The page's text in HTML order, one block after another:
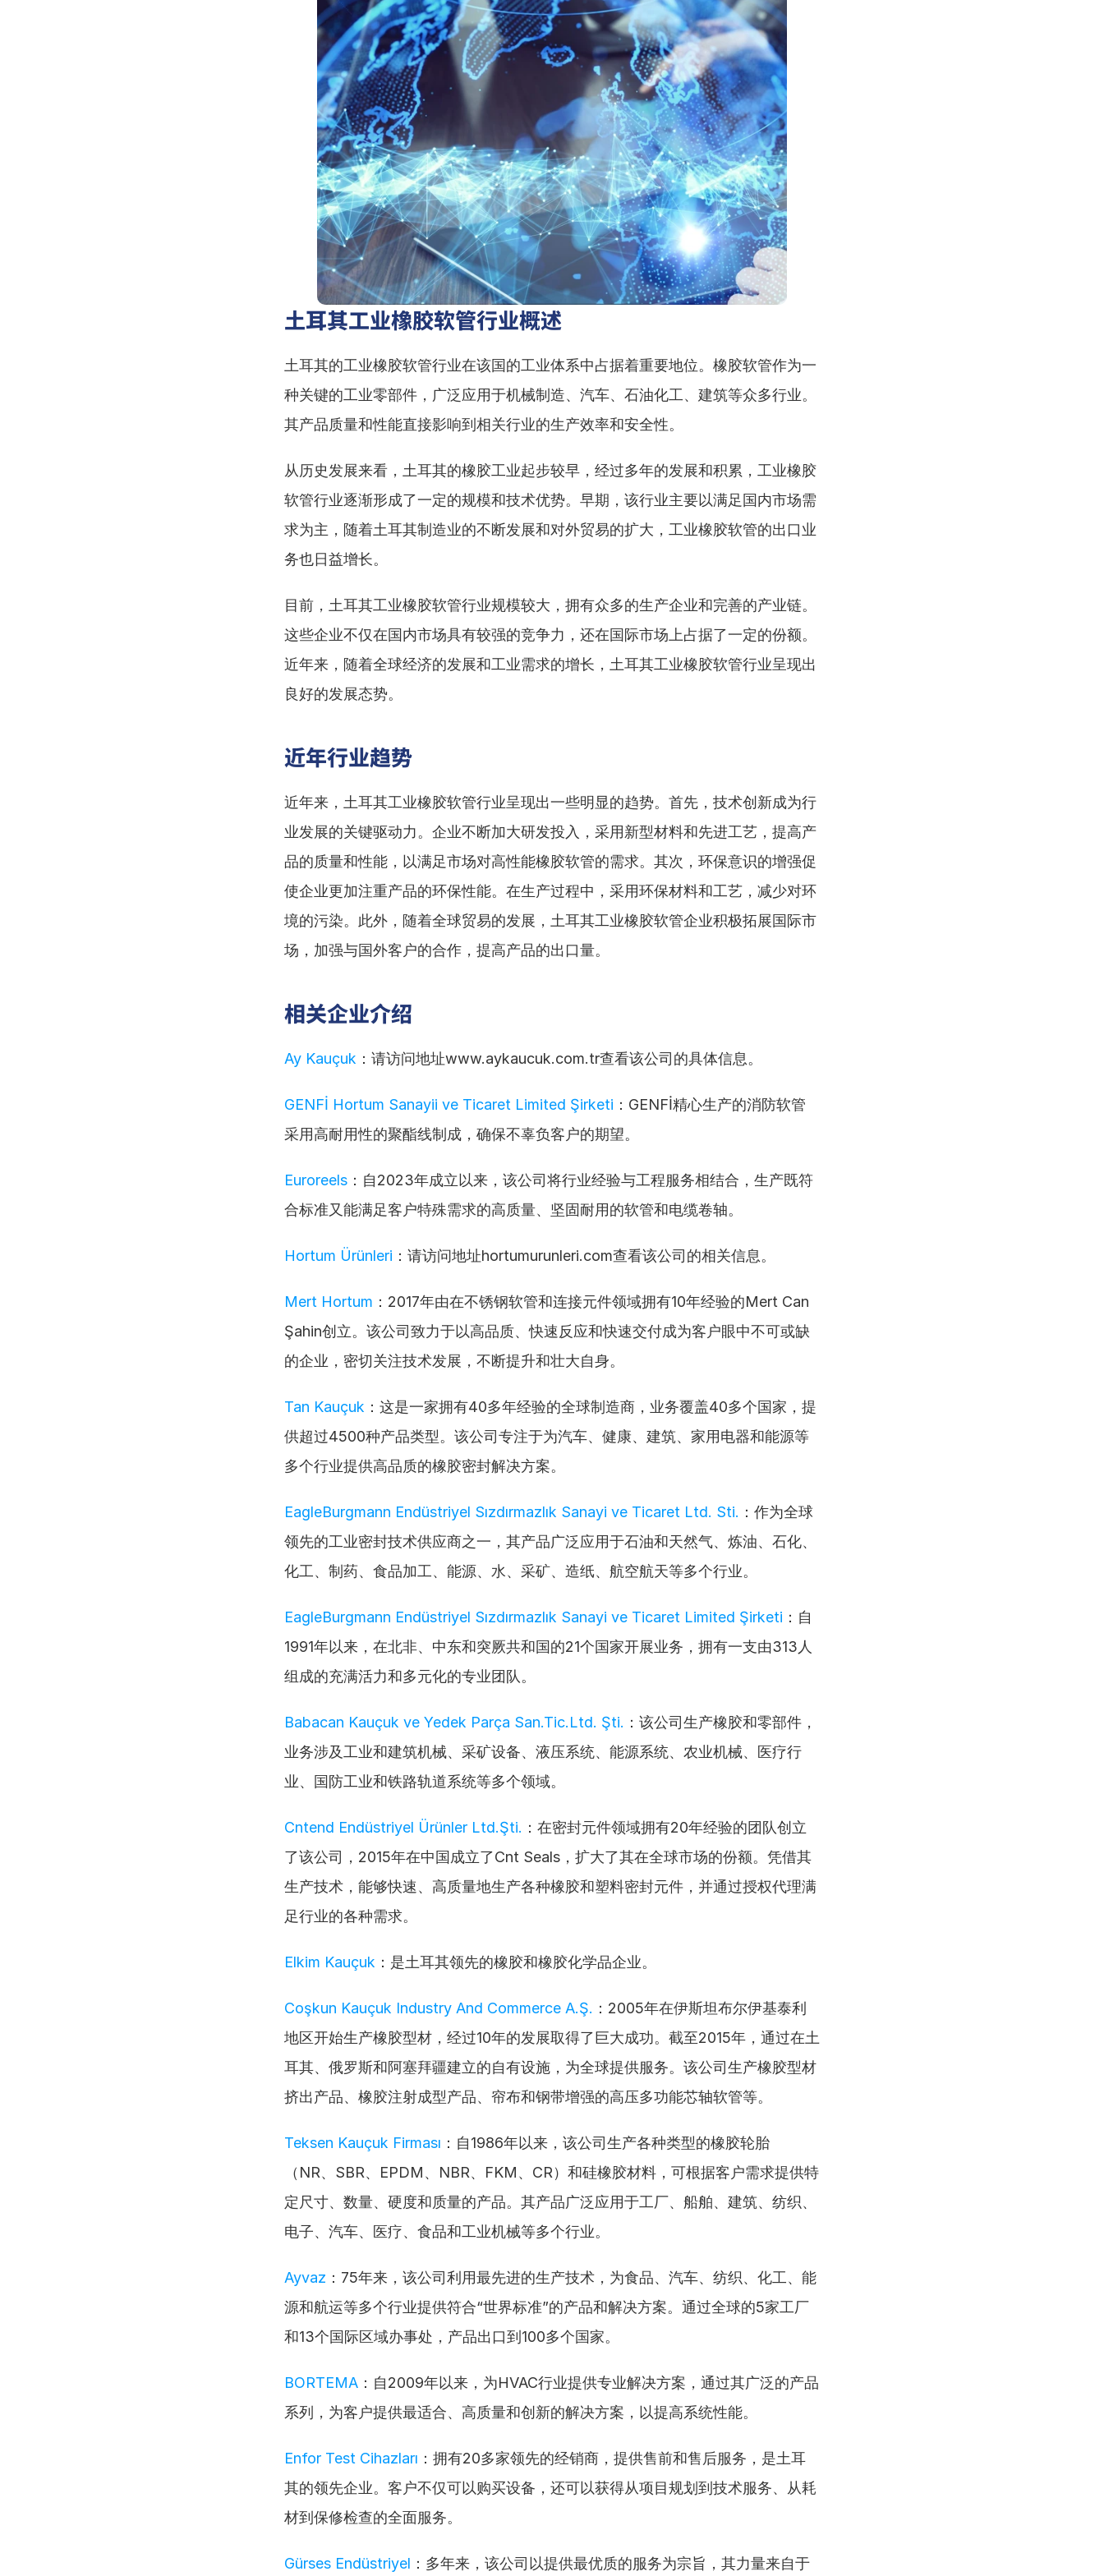
土耳其工业橡胶软管行业概述
土耳其的工业橡胶软管行业在该国的工业体系中占据着重要地位。橡胶软管作为一
种关键的工业零部件，广泛应用于机械制造、汽车、石油化工、建筑等众多行业。
其产品质量和性能直接影响到相关行业的生产效率和安全性。
从历史发展来看，土耳其的橡胶工业起步较早，经过多年的发展和积累，工业橡胶
软管行业逐渐形成了一定的规模和技术优势。早期，该行业主要以满足国内市场需
求为主，随着土耳其制造业的不断发展和对外贸易的扩大，工业橡胶软管的出口业
务也日益增长。
目前，土耳其工业橡胶软管行业规模较大，拥有众多的生产企业和完善的产业链。
这些企业不仅在国内市场具有较强的竞争力，还在国际市场上占据了一定的份额。
近年来，随着全球经济的发展和工业需求的增长，土耳其工业橡胶软管行业呈现出
良好的发展态势。
近年行业趋势
近年来，土耳其工业橡胶软管行业呈现出一些明显的趋势。首先，技术创新成为行
业发展的关键驱动力。企业不断加大研发投入，采用新型材料和先进工艺，提高产
品的质量和性能，以满足市场对高性能橡胶软管的需求。其次，环保意识的增强促
使企业更加注重产品的环保性能。在生产过程中，采用环保材料和工艺，减少对环
境的污染。此外，随着全球贸易的发展，土耳其工业橡胶软管企业积极拓展国际市
场，加强与国外客户的合作，提高产品的出口量。
相关企业介绍
Ay Kauçuk ：请访问地址www.aykaucuk.com.tr查看该公司的具体信息。
GENFİ Hortum Sanayii ve Ticaret Limited Şirketi ：GENFİ精心生产的消防软管
采用高耐用性的聚酯线制成，确保不辜负客户的期望。
Euroreels ：自2023年成立以来，该公司将行业经验与工程服务相结合，生产既符
合标准又能满足客户特殊需求的高质量、坚固耐用的软管和电缆卷轴。
Hortum Ürünleri ：请访问地址hortumurunleri.com查看该公司的相关信息。
Mert Hortum ：2017年由在不锈钢软管和连接元件领域拥有10年经验的Mert Can
Şahin创立。该公司致力于以高品质、快速反应和快速交付成为客户眼中不可或缺
的企业，密切关注技术发展，不断提升和壮大自身。
Tan Kauçuk ：这是一家拥有40多年经验的全球制造商，业务覆盖40多个国家，提
供超过4500种产品类型。该公司专注于为汽车、健康、建筑、家用电器和能源等
多个行业提供高品质的橡胶密封解决方案。
EagleBurgmann Endüstriyel Sızdırmazlık Sanayi ve Ticaret Ltd. Sti. ：作为全球
领先的工业密封技术供应商之一，其产品广泛应用于石油和天然气、炼油、石化、
化工、制药、食品加工、能源、水、采矿、造纸、航空航天等多个行业。
EagleBurgmann Endüstriyel Sızdırmazlık Sanayi ve Ticaret Limited Şirketi ：自
1991年以来，在北非、中东和突厥共和国的21个国家开展业务，拥有一支由313人
组成的充满活力和多元化的专业团队。
Babacan Kauçuk ve Yedek Parça San.Tic.Ltd. Şti. ：该公司生产橡胶和零部件，
业务涉及工业和建筑机械、采矿设备、液压系统、能源系统、农业机械、医疗行
业、国防工业和铁路轨道系统等多个领域。
Cntend Endüstriyel Ürünler Ltd.Şti. ：在密封元件领域拥有20年经验的团队创立
了该公司，2015年在中国成立了Cnt Seals，扩大了其在全球市场的份额。凭借其
生产技术，能够快速、高质量地生产各种橡胶和塑料密封元件，并通过授权代理满
足行业的各种需求。
Elkim Kauçuk ：是土耳其领先的橡胶和橡胶化学品企业。
Coşkun Kauçuk Industry And Commerce A.Ş. ：2005年在伊斯坦布尔伊基泰利
地区开始生产橡胶型材，经过10年的发展取得了巨大成功。截至2015年，通过在土
耳其、俄罗斯和阿塞拜疆建立的自有设施，为全球提供服务。该公司生产橡胶型材
挤出产品、橡胶注射成型产品、帘布和钢带增强的高压多功能芯轴软管等。
Teksen Kauçuk Firması ：自1986年以来，该公司生产各种类型的橡胶轮胎
（NR、SBR、EPDM、NBR、FKM、CR）和硅橡胶材料，可根据客户需求提供特
定尺寸、数量、硬度和质量的产品。其产品广泛应用于工厂、船舶、建筑、纺织、
电子、汽车、医疗、食品和工业机械等多个行业。
Ayvaz ：75年来，该公司利用最先进的生产技术，为食品、汽车、纺织、化工、能
源和航运等多个行业提供符合“世界标准”的产品和解决方案。通过全球的5家工厂
和13个国际区域办事处，产品出口到100多个国家。
BORTEMA ：自2009年以来，为HVAC行业提供专业解决方案，通过其广泛的产品
系列，为客户提供最适合、高质量和创新的解决方案，以提高系统性能。
Enfor Test Cihazları ：拥有20多家领先的经销商，提供售前和售后服务，是土耳
其的领先企业。客户不仅可以购买设备，还可以获得从项目规划到技术服务、从耗
材到保修检查的全面服务。
Gürses Endüstriyel ：多年来，该公司以提供最优质的服务为宗旨，其力量来自于